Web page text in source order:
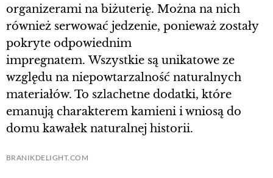
organizerami na biżuterię. Można na nich
również serwować jedzenie, ponieważ zostały
pokryte odpowiednim
impregnatem. Wszystkie są unikatowe ze
względu na niepowtarzalność naturalnych
materiałów. To szlachetne dodatki, które
emanują charakterem kamieni i wniosą do
domu kawałek naturalnej historii.
BRANIKDELIGHT.COM